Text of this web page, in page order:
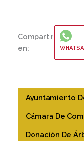
Compartir
en:
Ayuntamiento
Cámara De
Donación De